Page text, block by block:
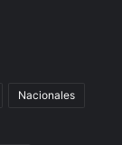
Nacionales